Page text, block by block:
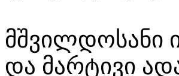
მშვილდოსანი
და მარტივი